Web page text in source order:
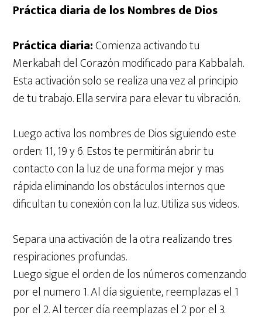
Práctica diaria de los Nombres de Dios
Práctica diaria:Comienza activando tu
Merkabah del Corazón modificado para Kabbalah.
Esta activación solo se realiza una vez al principio
de tu trabajo. Ella servira para elevar tu vibración.
Luego activa los nombres de Dios siguiendo este
orden: 11, 19 y 6. Estos te permitirán abrir tu
contacto con la luz de una forma mejor y mas
rápida eliminando los obstáculos internos que
dificultan tu conexión con la luz. Utiliza sus videos.
Separa una activación de la otra realizando tres
respiraciones profundas.
Luego sigue el orden de los números comenzando
por el numero 1. Al día siguiente, reemplazas el 1
por el 2. Al tercer día reemplazas el 2 por el 3.